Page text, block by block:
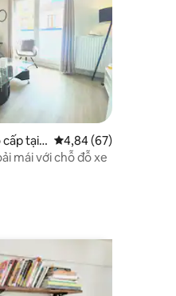
giátại L Xếp hạng trung bình
4,84 (67)
mái với chỗ đỗ xe